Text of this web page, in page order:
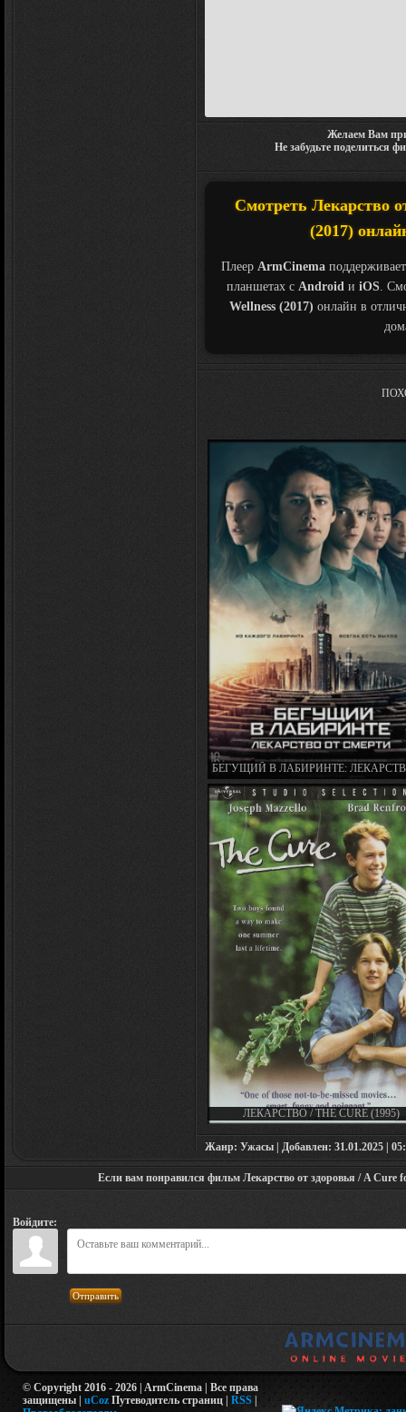
Желаем Вам
Не забудьте поделиться
Смотреть Лекарство
(2017)
Плеер ArmCinema
планшетах с Androidи iOS.
Wellness (2017) онлайн в
БЕГУЩИЙ В ЛАБИРИНТЕ:
СМЕРТИ / MAZE RUNNER: THE
CURE (2018)
ЛЕКАРСТВО / THE CURE (1995)
Жанр: Ужасы | Добавлен: 31.01.2025 |
Если вам понравился фильм Лекарство от здоровья / A Cure
Войдите:
Отправить
© Copyright 2016 - 2026 | ArmCinema | Все права
защищены | uCoz Путеводитель страниц | RSS |